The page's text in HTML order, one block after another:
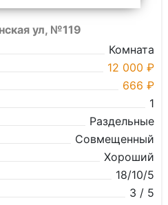
ул, №119
Комната
12 000 ₽
666 ₽
1
Раздельные
Совмещенный
Хороший
18/10/5
3 / 5